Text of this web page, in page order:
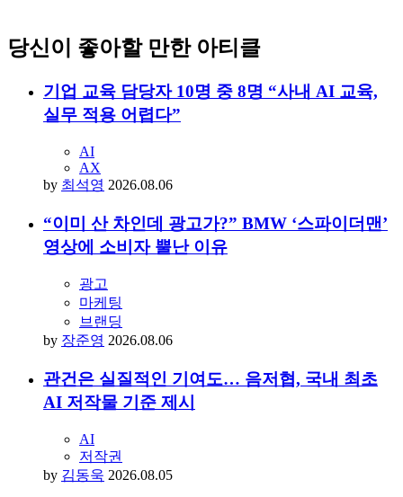
당신이 좋아할 만한 아티클
기업 교육 담당자 10명 중 8명 “사내 AI 교육,
실무 적용 어렵다”
AI
AX
by 최석영 2026.08.06
“이미 산 차인데 광고가?” BMW ‘스파이더맨’
영상에 소비자 뿔난 이유
광고
마케팅
브랜딩
by 장준영 2026.08.06
관건은 실질적인 기여도… 음저협, 국내 최초
AI 저작물 기준 제시
AI
저작권
by 김동욱 2026.08.05